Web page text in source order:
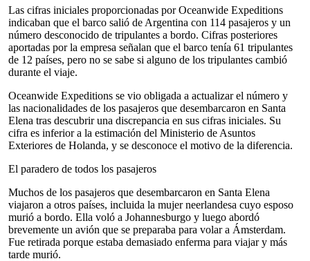
Las cifras iniciales proporcionadas por Oceanwide Expeditions
indicaban que el barco salió de Argentina con 114 pasajeros y un
número desconocido de tripulantes a bordo. Cifras posteriores
aportadas por la empresa señalan que el barco tenía 61 tripulantes
de 12 países, pero no se sabe si alguno de los tripulantes cambió
durante el viaje.
Oceanwide Expeditions se vio obligada a actualizar el número y
las nacionalidades de los pasajeros que desembarcaron en Santa
Elena tras descubrir una discrepancia en sus cifras iniciales. Su
cifra es inferior a la estimación del Ministerio de Asuntos
Exteriores de Holanda, y se desconoce el motivo de la diferencia.
El paradero de todos los pasajeros
Muchos de los pasajeros que desembarcaron en Santa Elena
viajaron a otros países, incluida la mujer neerlandesa cuyo esposo
murió a bordo. Ella voló a Johannesburgo y luego abordó
brevemente un avión que se preparaba para volar a Ámsterdam.
Fue retirada porque estaba demasiado enferma para viajar y más
tarde murió.